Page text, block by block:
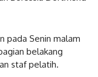
pada Senin malam
belakang
staf pelatih.